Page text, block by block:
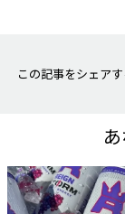
この記事をシェアす